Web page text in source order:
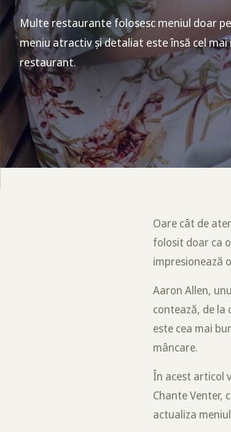
Multe restaurante folosesc meniul doar
meniu atractiv și detaliat este însă cel
restaurant.
Oare cât de
folosit doar ca
impresionează
Aaron Allen,
contează, de la
este cea mai
mâncare.
În acest articol
Chante Venter,
actualiza